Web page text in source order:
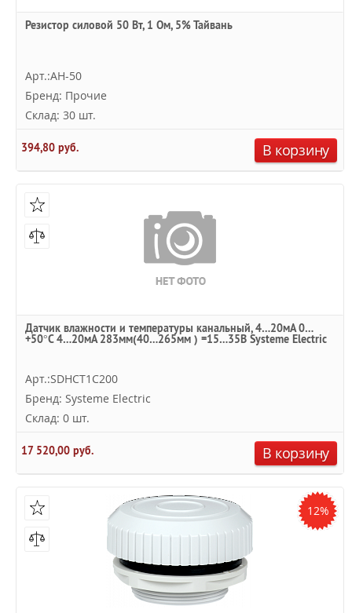
Резистор силовой 50 Вт, 1 Ом, 5% Тайвань
Арт.:AH-50
Бренд: Прочие
Склад: 30 шт.
394,80 руб. В корзину
Датчик влажности и температуры канальный, 4…20мА 0…
+50°С 4…20мА 283мм(40…265мм ) =15…35В Systeme Electric
Арт.:SDHCT1C200
Бренд: Systeme Electric
Склад: 0 шт.
17 520,00 руб. В корзину
12%